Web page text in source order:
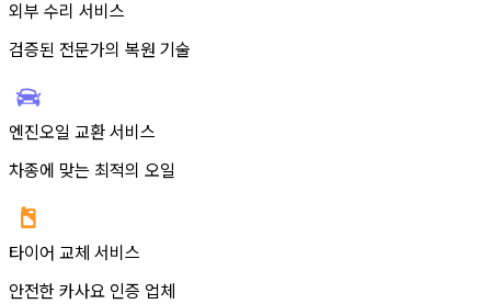
외부 수리 서비스
검증된 전문가의 복원 기술
엔진오일 교환 서비스
차종에 맞는 최적의 오일
타이어 교체 서비스
안전한 카사요 인증 업체